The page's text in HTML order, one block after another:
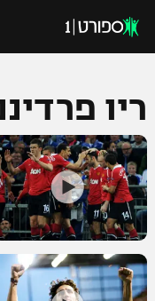
כדורגל ישראלי
ליגת העל
גביע הטוטו
כדורגל עולמי
ליגת האלופות
כדורסל ישראלי
ריו